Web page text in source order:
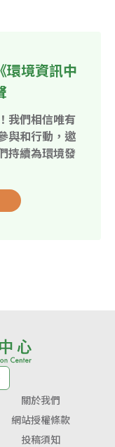
境資訊中
我們相信唯有
與和行動，邀
持續為環境發
關於我們
網站授權條款
投稿須知